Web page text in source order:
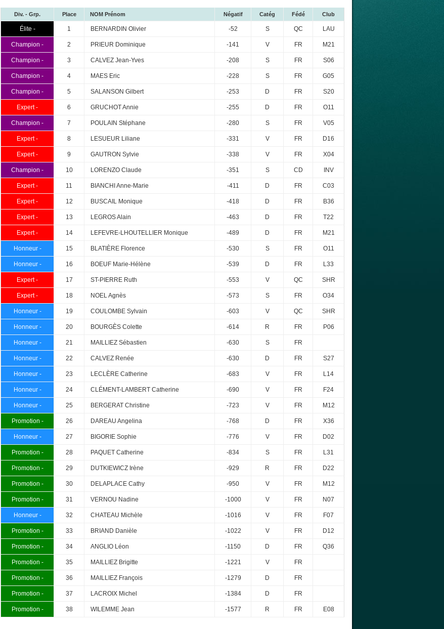
Div. - Grp. Place NOM Prénom Négatif Catég Fédé Club
Élite - 1 BERNARDIN Olivier -52 S QC LAU
Champion - 2 PRIEUR Dominique -141 V FR M21
Champion - 3 CALVEZ Jean-Yves -208 S FR S06
Champion - 4 MAES Eric -228 S FR G05
Champion - 5 SALANSON Gilbert -253 D FR S20
Expert - 6 GRUCHOT Annie -255 D FR O11
Champion - 7 POULAIN Stéphane -280 S FR V05
Expert - 8 LESUEUR Liliane -331 V FR D16
Expert - 9 GAUTRON Sylvie -338 V FR X04
Champion - 10 LORENZO Claude -351 S CD INV
Expert - 11 BIANCHI Anne-Marie -411 D FR C03
Expert - 12 BUSCAIL Monique -418 D FR B36
Expert - 13 LEGROS Alain -463 D FR T22
Expert - 14 LEFEVRE-LHOUTELLIER Monique -489 D FR M21
Honneur - 15 BLATIÈRE Florence -530 S FR O11
Honneur - 16 BOEUF Marie-Hélène -539 D FR L33
Expert - 17 ST-PIERRE Ruth -553 V QC SHR
Expert - 18 NOEL Agnès -573 S FR O34
Honneur - 19 COULOMBE Sylvain -603 V QC SHR
Honneur - 20 BOURGÈS Colette -614 R FR P06
Honneur - 21 MAILLIEZ Sébastien -630 S FR
Honneur - 22 CALVEZ Renée -630 D FR S27
Honneur - 23 LECLÈRE Catherine -683 V FR L14
Honneur - 24 CLÉMENT-LAMBERT Catherine -690 V FR F24
Honneur - 25 BERGERAT Christine -723 V FR M12
Promotion - 26 DAREAU Angelina -768 D FR X36
Honneur - 27 BIGORIE Sophie -776 V FR D02
Promotion - 28 PAQUET Catherine -834 S FR L31
Promotion - 29 DUTKIEWICZ Irène -929 R FR D22
Promotion - 30 DELAPLACE Cathy -950 V FR M12
Promotion - 31 VERNOU Nadine -1000 V FR N07
Honneur - 32 CHATEAU Michèle -1016 V FR F07
Promotion - 33 BRIAND Danièle -1022 V FR D12
Promotion - 34 ANGLIO Léon -1150 D FR Q36
Promotion - 35 MAILLIEZ Brigitte -1221 V FR
Promotion - 36 MAILLIEZ François -1279 D FR
Promotion - 37 LACROIX Michel -1384 D FR
Promotion - 38 WILEMME Jean -1577 R FR E08